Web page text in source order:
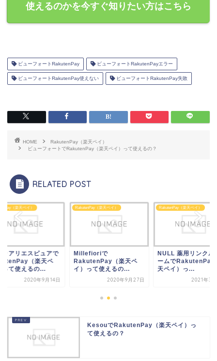
使えるのかを今すぐ知りたい方はこちら
ビューフォートRakutenPay ビューフォートRakutenPayエラー
ビューフォートRakutenPay使えない ビューフォートRakutenPay失敗
HOME
RakutenPay（楽天ペイ）
ビューフォートでRakutenPay（楽天ペイ）って使えるの？
RELATED POST
（楽天ペイ）
で
（楽天ペ
って使えるの...
2020年9月27日
RakutenPay（楽天ペイ）
NULL 薬用リンクルクリ
ームでRakutenPay（楽
天ペイ）っ...
2021年3月20日
RakutenPay（楽天ペイ）
ステラアリエスピュ
RakutenPay（楽天
イ）って使えるの...
2020年9
KesouでRakutenPay（楽天ペイ）っ
て使えるの？